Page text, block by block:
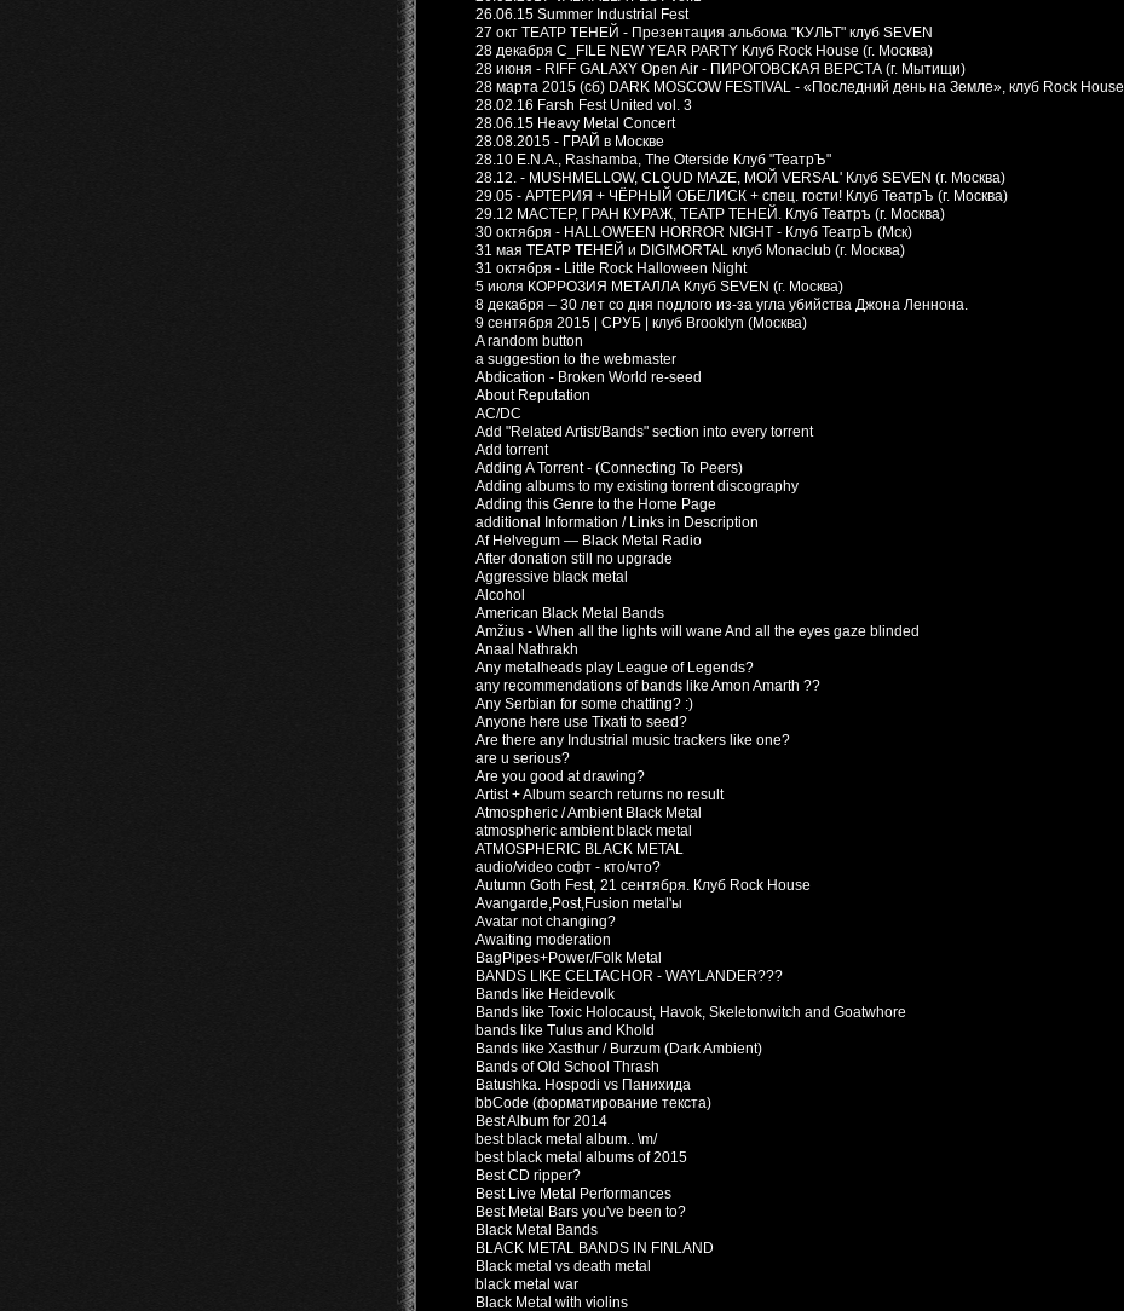
26.06.15 Summer Industrial Fest
27 окт ТЕАТР ТЕНЕЙ - Презентация альбома "КУЛЬТ" клуб SEVEN
28 декабря C_FILE NEW YEAR PARTY Клуб Rock House (г. Москва)
28 июня - RIFF GALAXY Open Air - ПИРОГОВСКАЯ ВЕРСТА (г. Мытищи)
28 марта 2015 (сб) DARK MOSCOW FESTIVAL - «Последний день на Земле», клуб Rock House
28.02.16 Farsh Fest United vol. 3
28.06.15 Heavy Metal Concert
28.08.2015 - ГРАЙ в Москве
28.10 E.N.A., Rashamba, The Oterside Клуб "ТеатрЪ"
28.12. - MUSHMELLOW, CLOUD MAZE, МОЙ VERSAL' Клуб SEVEN (г. Москва)
29.05 - АРТЕРИЯ + ЧЁРНЫЙ ОБЕЛИСК + спец. гости! Клуб ТеатрЪ (г. Москва)
29.12 МАСТЕР, ГРАН КУРАЖ, ТЕАТР ТЕНЕЙ. Клуб Театръ (г. Москва)
30 октября - HALLOWEEN HORROR NIGHT - Клуб ТеатрЪ (Мск)
31 мая ТЕАТР ТЕНЕЙ и DIGIMORTAL клуб Monaclub (г. Москва)
31 октября - Little Rock Halloween Night
5 июля КОРРОЗИЯ МЕТАЛЛА Клуб SEVEN (г. Москва)
8 декабря – 30 лет со дня подлого из-за угла убийства Джона Леннона.
9 сентября 2015 | CРУБ | клуб Brooklyn (Москва)
A random button
a suggestion to the webmaster
Abdication - Broken World re-seed
About Reputation
AC/DC
Add "Related Artist/Bands" section into every torrent
Add torrent
Adding A Torrent - (Connecting To Peers)
Adding albums to my existing torrent discography
Adding this Genre to the Home Page
additional Information / Links in Description
Af Helvegum — Black Metal Radio
After donation still no upgrade
Aggressive black metal
Alcohol
American Black Metal Bands
Amžius - When all the lights will wane And all the eyes gaze blinded
Anaal Nathrakh
Any metalheads play League of Legends?
any recommendations of bands like Amon Amarth ??
Any Serbian for some chatting? :)
Anyone here use Tixati to seed?
Are there any Industrial music trackers like one?
are u serious?
Are you good at drawing?
Artist + Album search returns no result
Atmospheric / Ambient Black Metal
atmospheric ambient black metal
ATMOSPHERIC BLACK METAL
audio/video софт - кто/что?
Autumn Goth Fest, 21 сентября. Клуб Rock House
Avangarde,Post,Fusion metal'ы
Avatar not changing?
Awaiting moderation
BagPipes+Power/Folk Metal
BANDS LIKE CELTACHOR - WAYLANDER???
Bands like Heidevolk
Bands like Toxic Holocaust, Havok, Skeletonwitch and Goatwhore
bands like Tulus and Khold
Bands like Xasthur / Burzum (Dark Ambient)
Bands of Old School Thrash
Batushka. Hospodi vs Панихида
bbCode (форматирование текста)
Best Album for 2014
best black metal album.. \m/
best black metal albums of 2015
Best CD ripper?
Best Live Metal Performances
Best Metal Bars you've been to?
Black Metal Bands
BLACK METAL BANDS IN FINLAND
Black metal vs death metal
black metal war
Black Metal with violins